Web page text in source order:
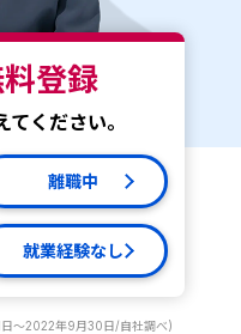
登録
ください。
離職中
就業経験なし
～2022年9月30日/自社調べ)